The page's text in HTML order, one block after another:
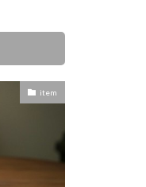
item